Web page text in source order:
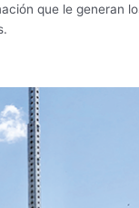
que le generan